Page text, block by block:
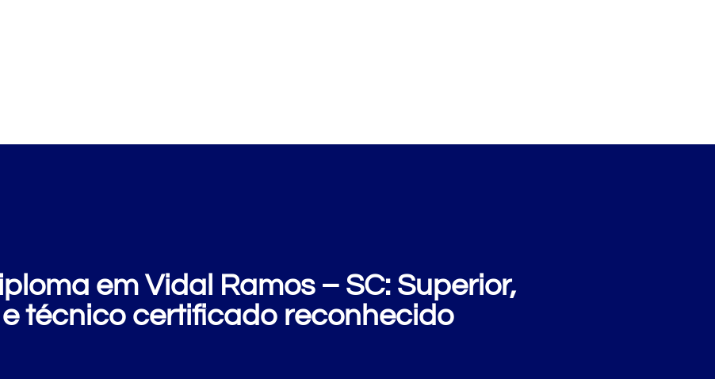
em Vidal Ramos – SC: Superior,
técnico certificado reconhecido